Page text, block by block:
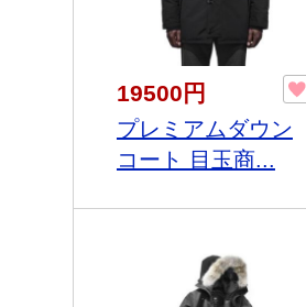
19500円
プレミアムダウン
コート 目玉商...